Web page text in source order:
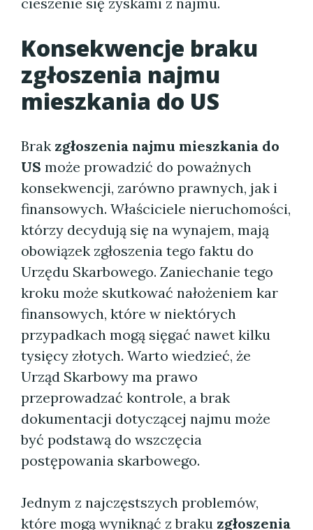
Konsekwencje braku
zgłoszenia najmu
mieszkania do US
Brak zgłoszenia najmu mieszkania do
US może prowadzić do poważnych
konsekwencji, zarówno prawnych, jak i
finansowych. Właściciele nieruchomości,
którzy decydują się na wynajem, mają
obowiązek zgłoszenia tego faktu do
Urzędu Skarbowego. Zaniechanie tego
kroku może skutkować nałożeniem kar
finansowych, które w niektórych
przypadkach mogą sięgać nawet kilku
tysięcy złotych. Warto wiedzieć, że
Urząd Skarbowy ma prawo
przeprowadzać kontrole, a brak
dokumentacji dotyczącej najmu może
być podstawą do wszczęcia
postępowania skarbowego.
Jednym z najczęstszych problemów,
które mogą wyniknąć z braku zgłoszenia